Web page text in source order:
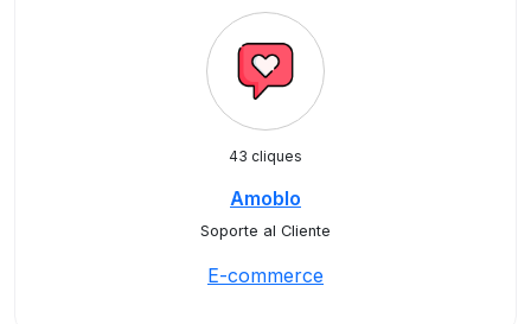
43 cliques
Amoblo
Soporte al Cliente
E-commerce